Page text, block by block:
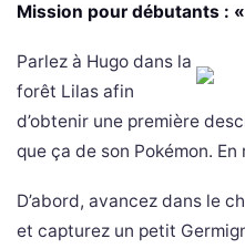
Mission pour débutants :
Parlez à Hugo dans la
forêt Lilas afin
d’obtenir une première
que ça de son Pokémon.
D’abord, avancez dans le
et capturez un petit